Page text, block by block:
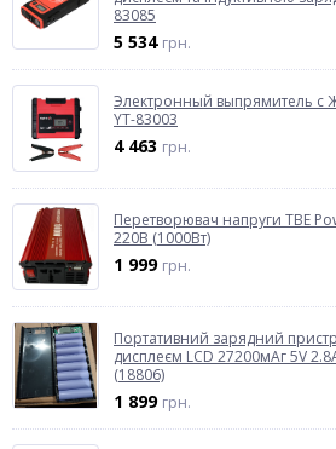
83085
5 534 грн.
Электронный выпрямитель с
YT-83003
4 463 грн.
Перетворювач напруги TBE
220В (1000Вт)
1 999 грн.
Портативний зарядний
дисплеєм LCD 27200мАг 5V
(18806)
1 899 грн.